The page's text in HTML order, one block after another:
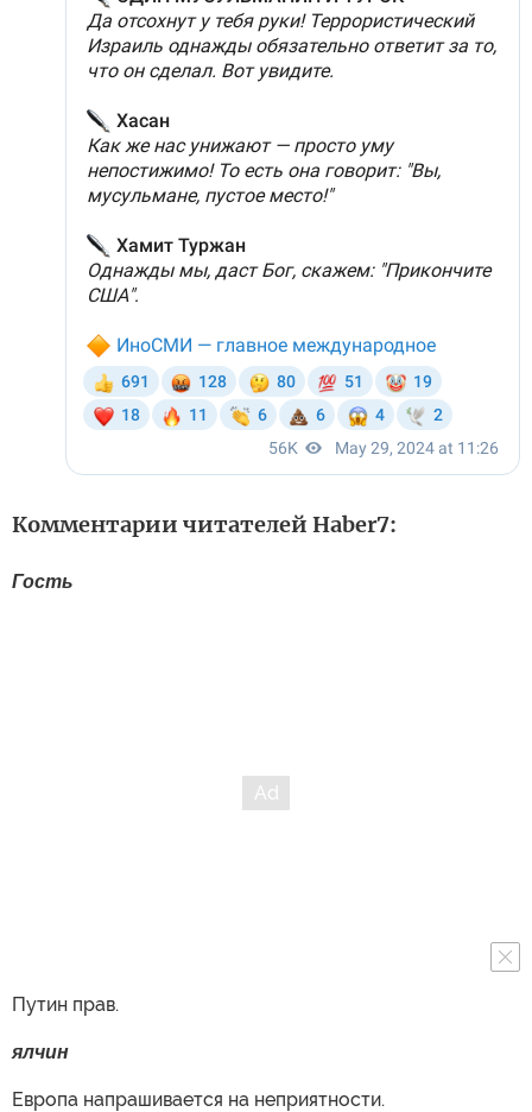
Комментарии читателей Haber7:
Гость
Путин прав.
ялчин
Европа напрашивается на неприятности.